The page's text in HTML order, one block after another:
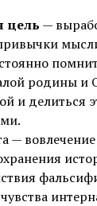
цель —
родины и
и делиться
—